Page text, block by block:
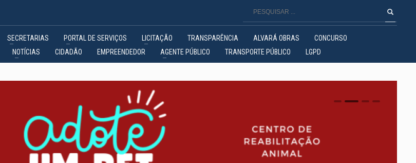
SECRETARIAS PORTAL DE SERVIÇOS LICITAÇÃO TRANSPARÊNCIA ALVARÁ OBRAS
CONCURSO
NOTÍCIAS CIDADÃO EMPREENDEDOR AGENTE PÚBLICO TRANSPORTE PÚBLICO LGPD
0 1 2